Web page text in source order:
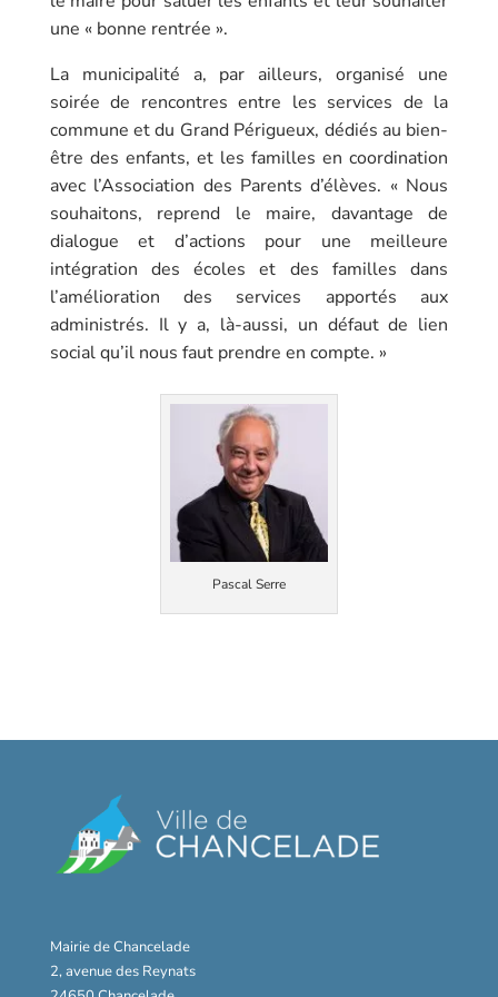
une « bonne rentrée ».
La municipalité a, par ailleurs, organisé une
soirée de rencontres entre les services de la
commune et du Grand Périgueux, dédiés au bien-
être des enfants, et les familles en coordination
avec l’Association des Parents d’élèves. « Nous
souhaitons, reprend le maire, davantage de
dialogue et d’actions pour une meilleure
intégration des écoles et des familles dans
l’amélioration des services apportés aux
administrés. Il y a, là-aussi, un défaut de lien
social qu’il nous faut prendre en compte. »
Pascal Serre
Mairie de Chancelade
2, avenue des Reynats